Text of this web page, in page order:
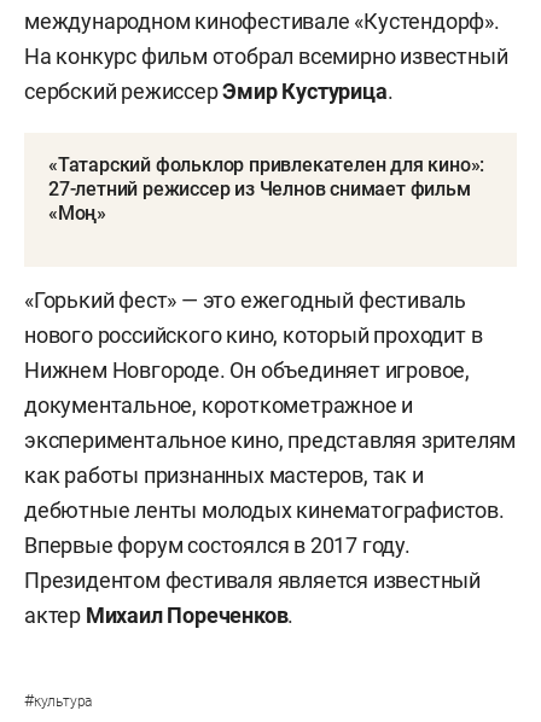
международном кинофестивале «Кустендорф».
На конкурс фильм отобрал всемирно известный
сербский режиссерЭмир Кустурица.
«Татарский фольклор привлекателен для кино»:
27-летний режиссер из Челнов снимает фильм
«Моң»
«Горький фест» — это ежегодный фестиваль
нового российского кино, который проходит в
Нижнем Новгороде. Он объединяет игровое,
документальное, короткометражное и
экспериментальное кино, представляя зрителям
как работы признанных мастеров, так и
дебютные ленты молодых кинематографистов.
Впервые форум состоялся в 2017 году.
Президентом фестиваля является известный
актер Михаил Пореченков.
#культура